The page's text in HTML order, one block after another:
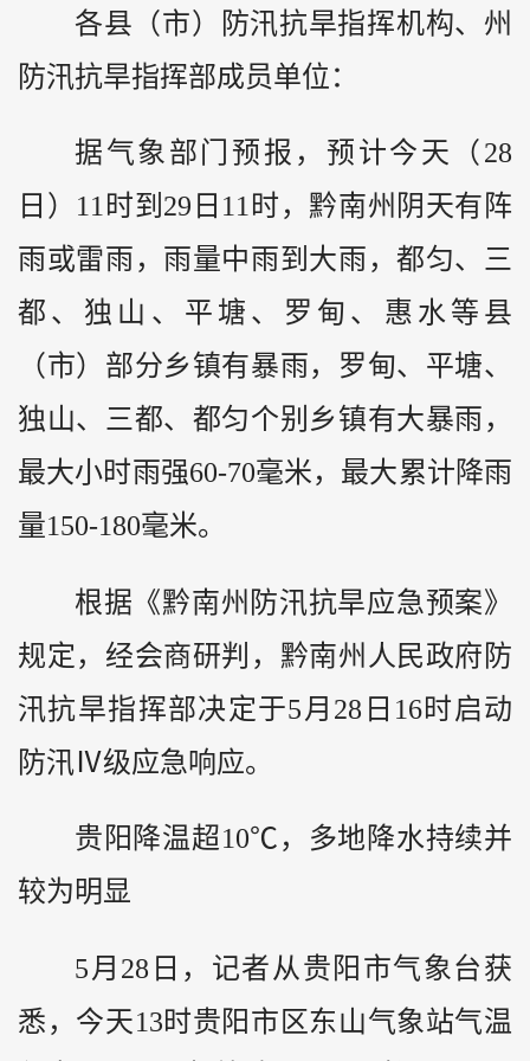
各县（市）防汛抗旱指挥机构、州
防汛抗旱指挥部成员单位：
据气象部门预报，预计今天（28
日）11时到29日11时，黔南州阴天有阵
雨或雷雨，雨量中雨到大雨，都匀、三
都、独山、平塘、罗甸、惠水等县
（市）部分乡镇有暴雨，罗甸、平塘、
独山、三都、都匀个别乡镇有大暴雨，
最大小时雨强60-70毫米，最大累计降雨
量150-180毫米。
根据《黔南州防汛抗旱应急预案》
规定，经会商研判，黔南州人民政府防
汛抗旱指挥部决定于5月28日16时启动
防汛Ⅳ级应急响应。
贵阳降温超10℃，多地降水持续并
较为明显
5月28日，记者从贵阳市气象台获
悉，今天13时贵阳市区东山气象站气温